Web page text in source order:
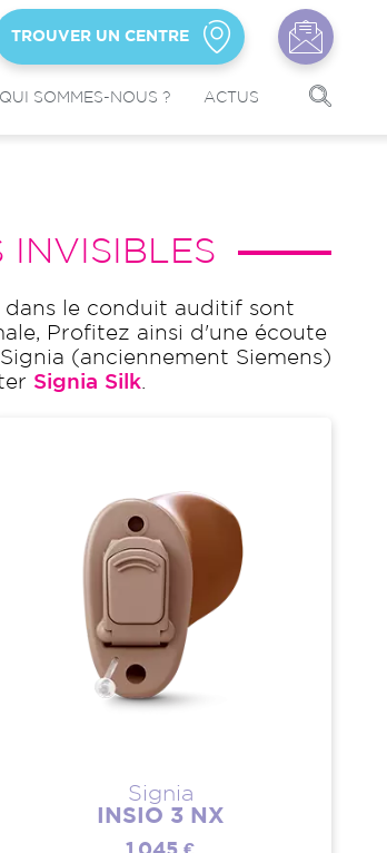
QUI SOMMES-NOUS ? ACTUS
TROUVER UN CENTRE
INVISIBLES
dans le conduit auditif sont
Profitez ainsi d'une écoute
(anciennement Siemens)
Signia Silk.
Signia
INSIO 3 NX